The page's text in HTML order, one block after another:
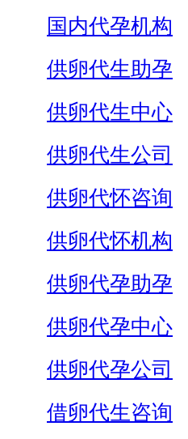
国内代孕机构
供卵代生助孕
供卵代生中心
供卵代生公司
供卵代怀咨询
供卵代怀机构
供卵代孕助孕
供卵代孕中心
供卵代孕公司
借卵代生咨询